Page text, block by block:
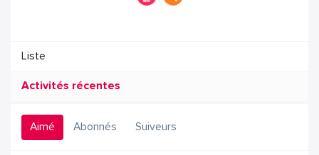
Liste
Activités récentes
Aimé Abonnés Suiveurs